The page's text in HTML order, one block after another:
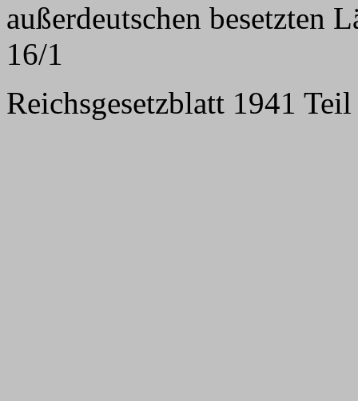
außerdeutschen besetzten
16/1
Reichsgesetzblatt 1941